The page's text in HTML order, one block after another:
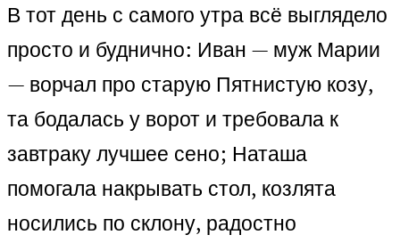
В тот день с самого утра всё выглядело
просто и буднично: Иван — муж Марии
— ворчал про старую Пятнистую козу,
та бодалась у ворот и требовала к
завтраку лучшее сено; Наташа
помогала накрывать стол, козлята
носились по склону, радостно